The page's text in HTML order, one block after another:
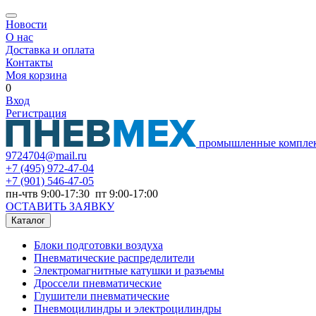
Новости
О нас
Доставка и оплата
Контакты
Моя корзина
0
Вход
Регистрация
промышленные
9724704@mail.ru
+7 (495) 972-47-04
+7 (901) 546-47-05
пн-чтв 9:00-17:30 пт 9:00-17:00
ОСТАВИТЬ ЗАЯВКУ
Каталог
Блоки подготовки воздуха
Пневматические распределители
Электромагнитные катушки и разъемы
Дроссели пневматические
Глушители пневматические
Пневмоцилиндры и электроцилиндры